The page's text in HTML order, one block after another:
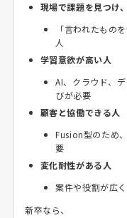
現場で課題を見つけ
「言われたもの
人
学習意欲が高い人
AI、クラウド、
びが必要
顧客と協働できる人
Fusion型のため
要
変化耐性がある人
案件や役割が広
新卒なら、